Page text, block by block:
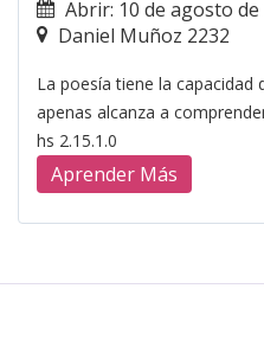
Abrir: 10 de agosto de
Daniel Muñoz 2232
La poesía tiene la capacidad
apenas alcanza a
hs 2.15.1.0
Aprender Más